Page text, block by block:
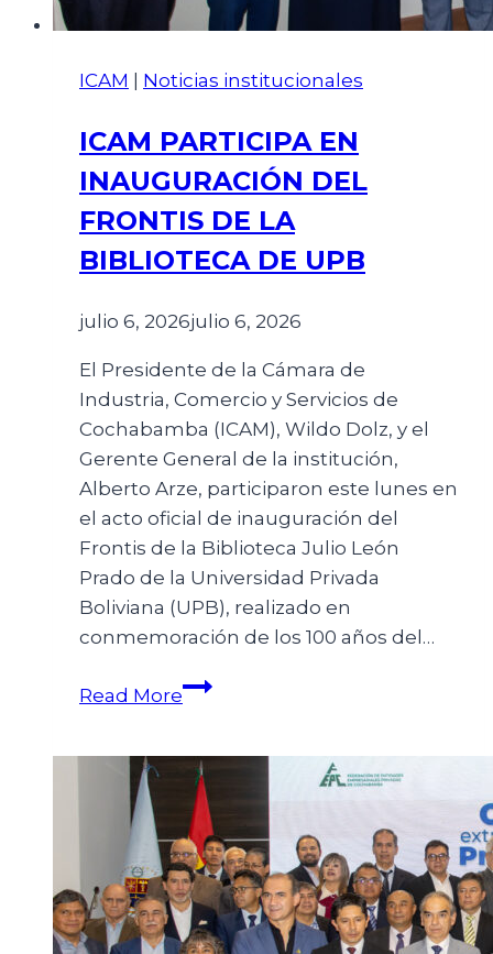
ICAM Noticias institucionales
ICAM PARTICIPA EN
INAUGURACIÓN DEL
FRONTIS DE LA
BIBLIOTECA DE UPB
julio 6, 2026julio 6, 2026
El Presidente de la Cámara de
Industria, Comercio y Servicios de
Cochabamba (ICAM), Wildo Dolz, y el
Gerente General de la institución,
Alberto Arze, participaron este lunes en
el acto oficial de inauguración del
Frontis de la Biblioteca Julio León
Prado de la Universidad Privada
Boliviana (UPB), realizado en
conmemoración de los 100 años del…
Read More